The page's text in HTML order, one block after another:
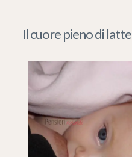
Il cuore pieno di latte